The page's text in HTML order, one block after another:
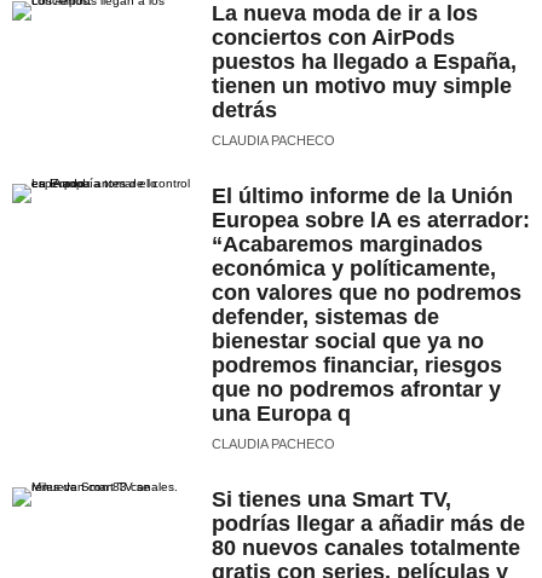
La nueva moda de ir a los
conciertos con AirPods
puestos ha llegado a España,
tienen un motivo muy simple
detrás
CLAUDIA PACHECO
El último informe de la Unión
Europea sobre lA es aterrador:
“Acabaremos marginados
económica y políticamente,
con valores que no podremos
defender, sistemas de
bienestar social que ya no
podremos financiar, riesgos
que no podremos afrontar y
una Europa q
CLAUDIA PACHECO
Si tienes una Smart TV,
podrías llegar a añadir más de
80 nuevos canales totalmente
gratis con series, películas y